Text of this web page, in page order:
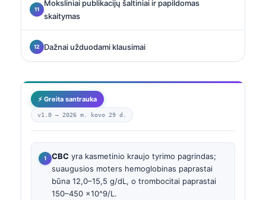
Moksliniai publikacijų šaltiniai ir papildomas
skaitymas
Dažnai užduodami klausimai
⚡ Greita santrauka
v1.0 — 2026 m. kovo 29 d.
CBC yra kasmetinio kraujo tyrimo pagrindas;
suaugusios moters hemoglobinas paprastai
būna 12,0–15,5 g/dL, o trombocitai paprastai
150–450 x10^9/L.